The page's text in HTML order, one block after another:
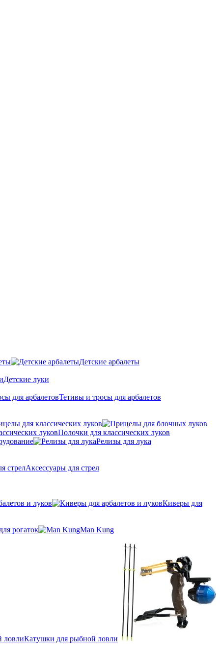
Детские арбалеты
Детские луки
Тетивы и тросы для арбалетов
для классических луков
Полочки для классических луков
Релизы для лука
Аксессуары для стрел
и луков
Киверы для
рогаток
Man Kung
Катушки для рыбной ловли